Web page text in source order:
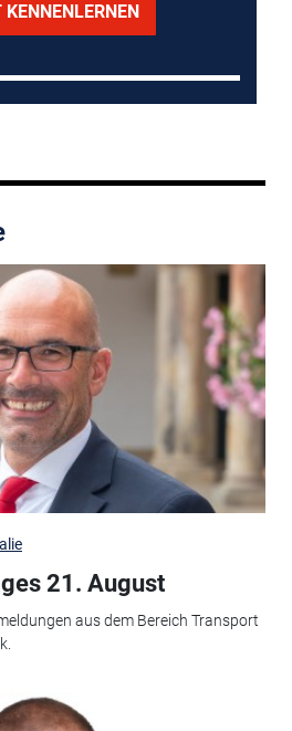
21. August
aus dem Bereich Transport